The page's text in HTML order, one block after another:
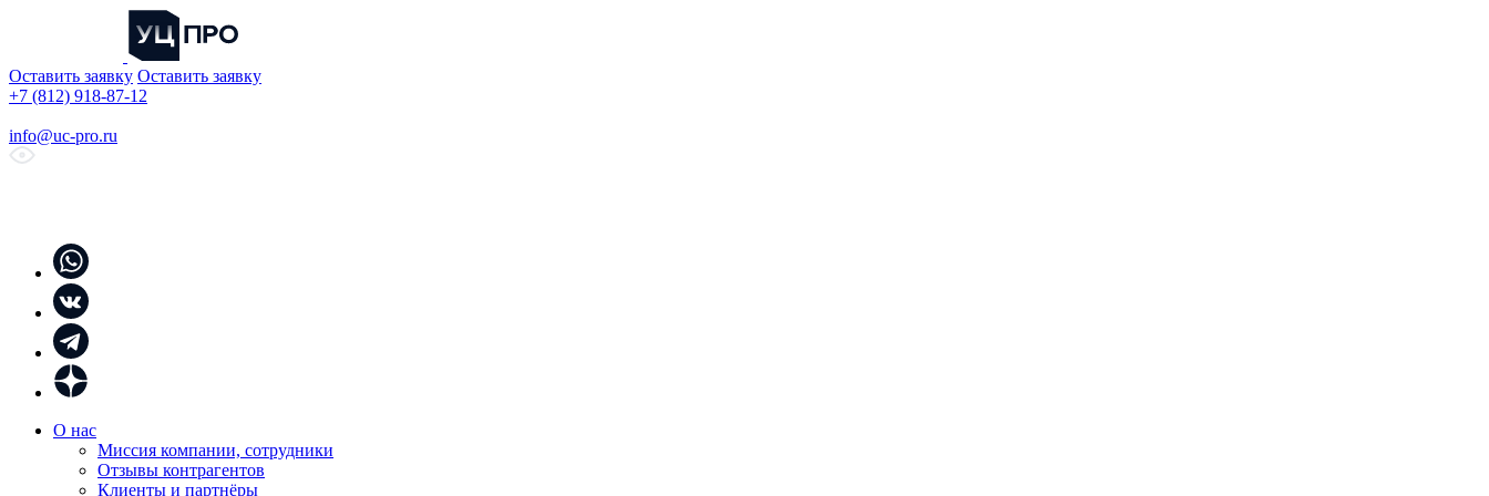
Оставить заявку Оставить заявку
+7 (812) 918-87-12
info@uc-pro.ru
О нас
Миссия компании, сотрудники
Отзывы контрагентов
Клиенты и партнёры